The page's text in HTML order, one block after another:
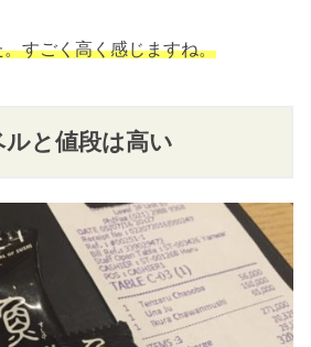
すごく高く感じますね。
と値段は高い